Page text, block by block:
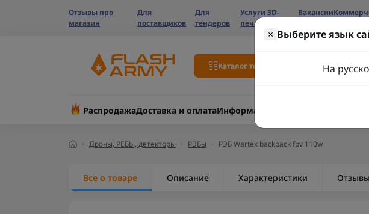
Отзывы про
магазин
Для
поставщиков
Для
тендеров
Услуги 3D-
печати
Вакансии
Каталог товаров
РаспродажаДоставка и оплатаИнформация
Дроны, РЕБЫ, детекторы РЭБы РЭБ Wartex backpack fpv 110w
× Выберите язык
На
Все о товаре Описание Характеристики Отзывы